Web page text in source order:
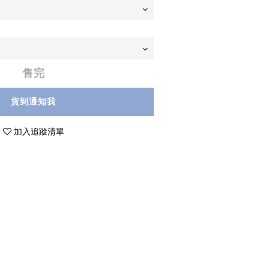
售完
貨到通知我
加入追蹤清單